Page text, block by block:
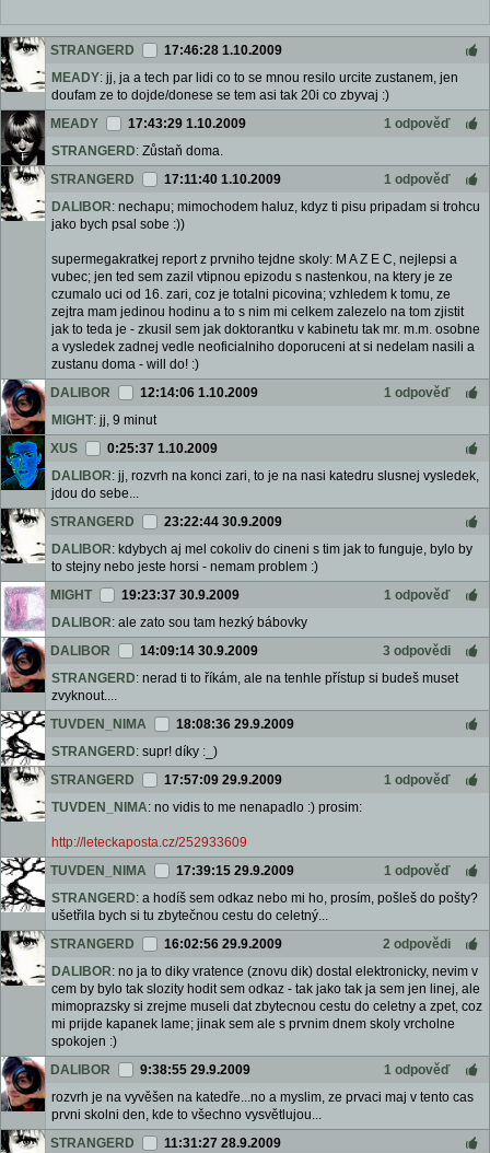
STRANGERD
17:46:28 1.10.2009
MEADY: jj, ja a tech par lidi co to se mnou resilo urcite zustanem, jen
doufam ze to dojde/donese se tem asi tak 20i co zbyvaj :)
MEADY
17:43:29 1.10.2009
1 odpověď
STRANGERD: Zůstaň doma.
STRANGERD
17:11:40 1.10.2009
1 odpověď
DALIBOR: nechapu; mimochodem haluz, kdyz ti pisu pripadam si trohcu
jako bych psal sobe :))
supermegakratkej report z prvniho tejdne skoly: M A Z E C, nejlepsi a
vubec; jen ted sem zazil vtipnou epizodu s nastenkou, na ktery je ze
czumalo uci od 16. zari, coz je totalni picovina; vzhledem k tomu, ze
zejtra mam jedinou hodinu a to s nim mi celkem zalezelo na tom zjistit
jak to teda je - zkusil sem jak doktorantku v kabinetu tak mr. m.m. osobne
a vysledek zadnej vedle neoficialniho doporuceni at si nedelam nasili a
zustanu doma - will do! :)
DALIBOR
12:14:06 1.10.2009
1 odpověď
MIGHT: jj, 9 minut
XUS
0:25:37 1.10.2009
DALIBOR: jj, rozvrh na konci zari, to je na nasi katedru slusnej vysledek,
jdou do sebe...
STRANGERD
23:22:44 30.9.2009
DALIBOR: kdybych aj mel cokoliv do cineni s tim jak to funguje, bylo by
to stejny nebo jeste horsi - nemam problem :)
MIGHT
19:23:37 30.9.2009
1 odpověď
DALIBOR: ale zato sou tam hezký bábovky
DALIBOR
14:09:14 30.9.2009
3 odpovědi
STRANGERD: nerad ti to říkám, ale na tenhle přístup si budeš muset
zvyknout....
TUVDEN_NIMA
18:08:36 29.9.2009
STRANGERD: supr! díky :_)
STRANGERD
17:57:09 29.9.2009
1 odpověď
TUVDEN_NIMA: no vidis to me nenapadlo :) prosim:
http://leteckaposta.cz/252933609
TUVDEN_NIMA
17:39:15 29.9.2009
1 odpověď
STRANGERD: a hodíš sem odkaz nebo mi ho, prosím, pošleš do pošty?
ušetřila bych si tu zbytečnou cestu do celetný...
STRANGERD
16:02:56 29.9.2009
2 odpovědi
DALIBOR: no ja to diky vratence (znovu dik) dostal elektronicky, nevim v
cem by bylo tak slozity hodit sem odkaz - tak jako tak ja sem jen linej, ale
mimoprazsky si zrejme museli dat zbytecnou cestu do celetny a zpet, coz
mi prijde kapanek lame; jinak sem ale s prvnim dnem skoly vrcholne
spokojen :)
DALIBOR
9:38:55 29.9.2009
1 odpověď
rozvrh je na vyvěšen na katedře...no a myslim, ze prvaci maj v tento cas
prvni skolni den, kde to všechno vysvětlujou...
STRANGERD
11:31:27 28.9.2009